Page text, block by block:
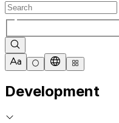
Development